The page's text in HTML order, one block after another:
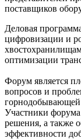
поставщиков
Деловая
цифровизации и
оптимизации
Форум является
вопросов и
Участники
решения, а также
эффективности